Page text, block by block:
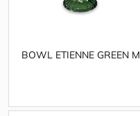
BOWL ETIENNE GREEN M